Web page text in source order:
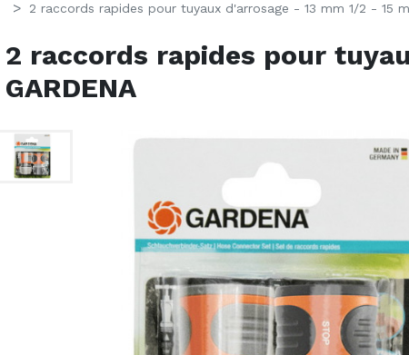
2 raccords rapides pour tuyaux d'arrosage - 13 mm 1/2 - 15
2 raccords rapides pour
GARDENA